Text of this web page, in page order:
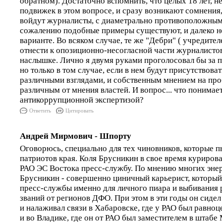
подвижек в этом вопросе, и сразу возникают
войдут журналисты, с диаметрально
сожалению подобные примеры существуют, и далеко
варианте. Во всяком случае, те же "Дебри" (
отнести к опозиционно-несогласной части
наслышке. Лично я двумя руками проголосовал бы за
но только в том случае, если в нем будут
различными взглядами, и собственным мнением на
различным от мнения властей. И вопрос... что
антикоррупционной экспертизой?
Ответить Цитировать
Андрей Мирмович - Шпорту
Оговорюсь, специально для тех чиновников, которые
патриотов края. Коля Брусникин в свое время
РАО ЭС Востока пресс-службу. По мнению многих
Брусникин - совершенно циничный карьерист,
пресс-службы именно для личного пиара и выбивания
званий от регионов ДФО. При этом в эти годы он
и налаживал связи в Хабаровске, где у РАО был
и во Владике, где он от РАО был заместителем в